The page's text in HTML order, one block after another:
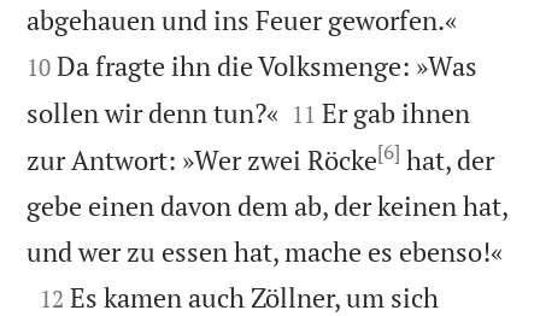
abgehauen und ins Feuer geworfen.«
10 Da fragte ihn die Volksmenge: »Was
sollen wir denn tun?« 

11 Er gab ihnen
zur Antwort: »Wer zwei Röcke[6] hat, der
gebe einen davon dem ab, der keinen hat,
und wer zu essen hat, mache es ebenso!«

12 Es kamen auch Zöllner, um sich